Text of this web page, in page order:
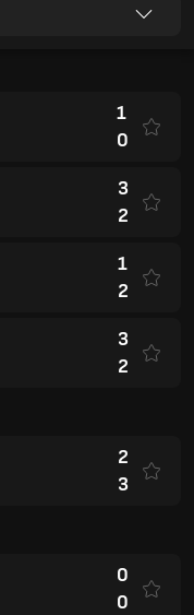
1
0
3
2
1
2
3
2
2
3
0
0